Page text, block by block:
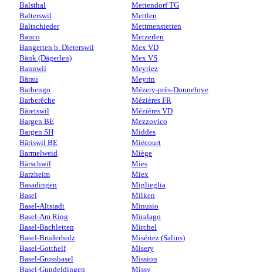
Balsthal
Balterswil
Baltschieder
Banco
Bangerten b. Dieterswil
Bänk (Dägerlen)
Bannwil
Bärau
Barbengo
Barberêche
Bäretswil
Bargen BE
Bargen SH
Bäriswil BE
Barmelweid
Bärschwil
Barzheim
Basadingen
Basel
Basel-Altstadt
Basel-Am Ring
Basel-Bachletten
Basel-Bruderholz
Basel-Gotthelf
Basel-Grossbasel
Basel-Gundeldingen
Mettendorf TG
Mettlen
Mettmenstetten
Metzerlen
Mex VD
Mex VS
Meyriez
Meyrin
Mézery-près-Donneloye
Mézières FR
Mézières VD
Mezzovico
Middes
Miécourt
Miège
Mies
Miex
Miglieglia
Milken
Minusio
Miralago
Mirchel
Misériez (Salins)
Misery
Mission
Missy